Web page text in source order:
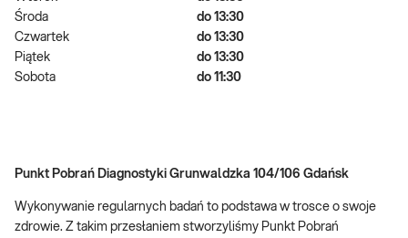
Środa
do 13:30
Czwartek
do 13:30
Piątek
do 13:30
Sobota
do 11:30
Punkt Pobrań Diagnostyki Grunwaldzka 104/106 Gdańsk
Wykonywanie regularnych badań to podstawa w trosce o swoje
zdrowie. Z takim przesłaniem stworzyliśmy Punkt Pobrań